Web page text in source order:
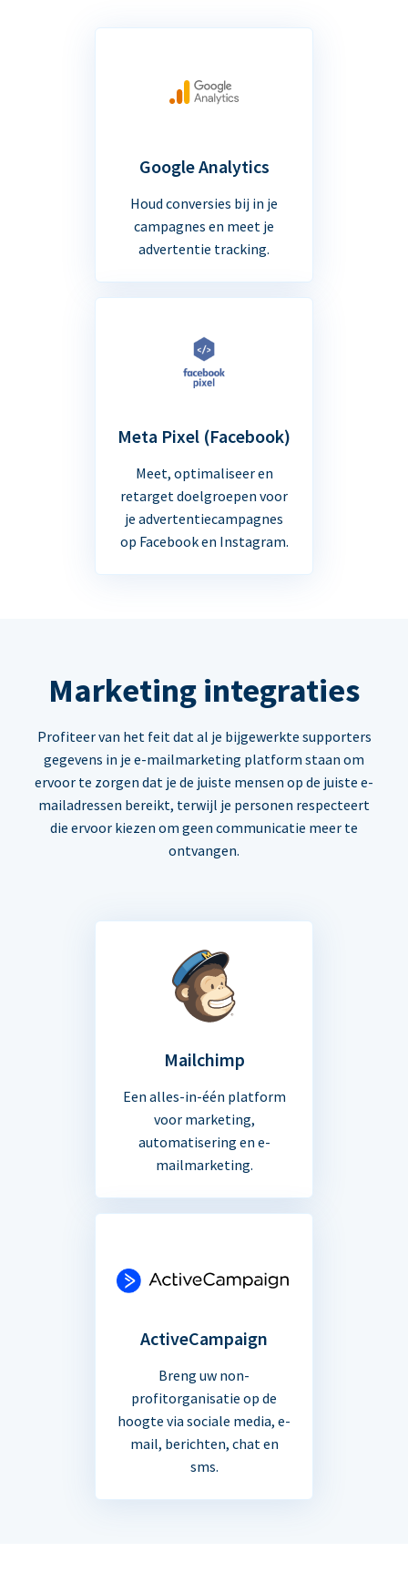
Google Analytics
Houd conversies bij in je
campagnes en meet je
advertentie tracking.
Meta Pixel (Facebook)
Meet, optimaliseer en
retarget doelgroepen voor
je advertentiecampagnes
op Facebook en Instagram.
Marketing integraties
Profiteer van het feit dat al je bijgewerkte supporters
gegevens in je e-mailmarketing platform staan om
ervoor te zorgen dat je de juiste mensen op de juiste e-
mailadressen bereikt, terwijl je personen respecteert
die ervoor kiezen om geen communicatie meer te
ontvangen.
Mailchimp
Een alles-in-één platform
voor marketing,
automatisering en e-
mailmarketing.
ActiveCampaign
Breng uw non-
profitorganisatie op de
hoogte via sociale media, e-
mail, berichten, chat en
sms.